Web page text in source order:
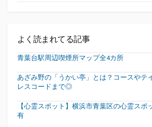
よく読まれてる記事
青葉台駅周辺喫煙所マップ全4カ所
あざみ野の「うかい亭」とは？コースやテ
レスコードまで◎
【心霊スポット】横浜市青葉区の心霊スポ
有